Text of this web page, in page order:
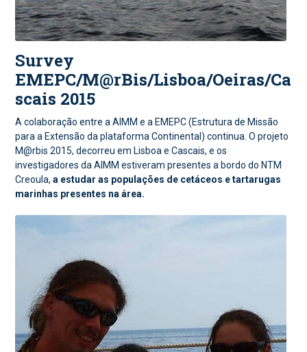
Survey
EMEPC/M@rBis/Lisboa/Oeiras/Ca
scais 2015
A colaboração entre a AIMM e a EMEPC (Estrutura de Missão
para a Extensão da plataforma Continental) continua. O projeto
M@rbis 2015, decorreu em Lisboa e Cascais, e os
investigadores da AIMM estiveram presentes a bordo do NTM
Creoula, a estudar as populações de cetáceos e tartarugas
marinhas presentes na área.